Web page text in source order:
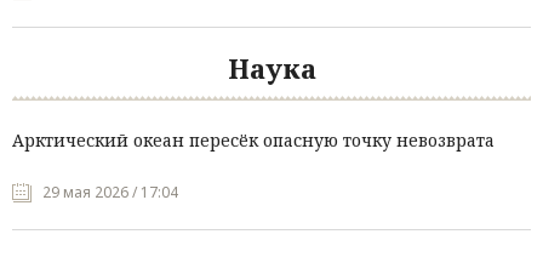
Наука
Арктический океан пересёк опасную точку невозврата
29 мая 2026 / 17:04